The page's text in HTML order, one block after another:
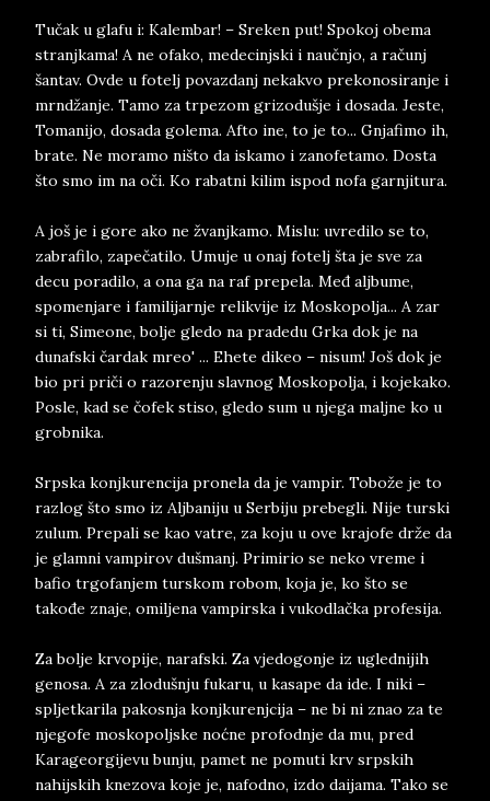
Tučak u glafu i: Kalembar! – Sreken put! Spokoj obema
stranjkama! A ne ofako, medecinjski i naučnjo, a računj
šantav. Ovde u fotelj povazdanj nekakvo prekonosiranje i
mrndžanje. Tamo za trpezom grizodušje i dosada. Jeste,
Tomanijo, dosada golema. Afto ine, to je to... Gnjafimo ih,
brate. Ne moramo ništo da iskamo i zanofetamo. Dosta
što smo im na oči. Ko rabatni kilim ispod nofa garnjitura.
A još je i gore ako ne žvanjkamo. Mislu: uvredilo se to,
zabrafilo, zapečatilo. Umuje u onaj fotelj šta je sve za
decu poradilo, a ona ga na raf prepela. Međ aljbume,
spomenjare i familijarnje relikvije iz Moskopolja... A zar
si ti, Simeone, bolje gledo na pradedu Grka dok je na
dunafski čardak mreo' ... Ehete dikeo – nisum! Još dok je
bio pri priči o razorenju slavnog Moskopolja, i kojekako.
Posle, kad se čofek stiso, gledo sum u njega maljne ko u
grobnika.
Srpska konjkurencija pronela da je vampir. Tobože je to
razlog što smo iz Aljbaniju u Serbiju prebegli. Nije turski
zulum. Prepali se kao vatre, za koju u ove krajofe drže da
je glamni vampirov dušmanj. Primirio se neko vreme i
bafio trgofanjem turskom robom, koja je, ko što se
takođe znaje, omiljena vampirska i vukodlačka profesija.
Za bolje krvopije, narafski. Za vjedogonje iz uglednijih
genosa. A za zlodušnju fukaru, u kasape da ide. I niki –
spljetkarila pakosnja konjkurenjcija – ne bi ni znao za te
njegofe moskopoljske noćne profodnje da mu, pred
Karageorgijevu bunju, pamet ne pomuti krv srpskih
nahijskih knezova koje je, nafodno, izdo daijama. Tako se